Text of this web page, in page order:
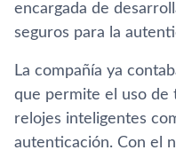
encargada de
seguros para la
La compañía ya
que permite el uso de
relojes inteligentes
autenticación. Con el